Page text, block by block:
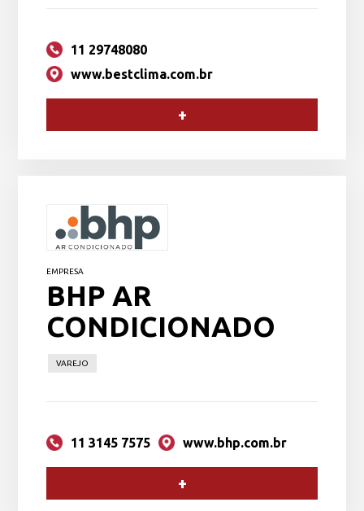
11 29748080
www.bestclima.com.br
+
EMPRESA
BHP AR
CONDICIONADO
VAREJO
11 3145 7575 www.bhp.com.br
+